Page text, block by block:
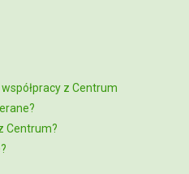
z Centrum
Centrum?